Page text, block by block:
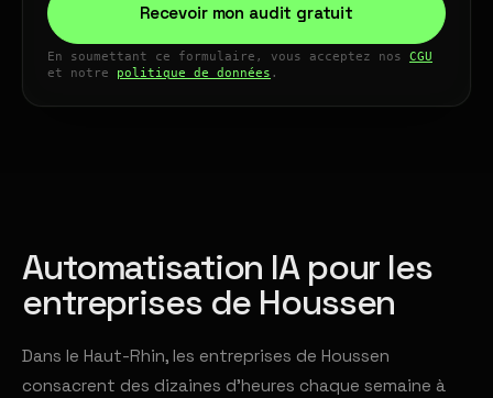
Recevoir mon audit gratuit
En soumettant ce formulaire, vous acceptez nos CGU
et notre politique de données .
Automatisation IA pour les
entreprises de Houssen
Dans le Haut-Rhin, les entreprises de Houssen
consacrent des dizaines d'heures chaque semaine à